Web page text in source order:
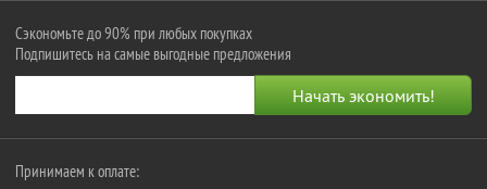
Сэкономьте до 90% при любых покупках
Подпишитесь на самые выгодные предложения
Принимаем к оплате: